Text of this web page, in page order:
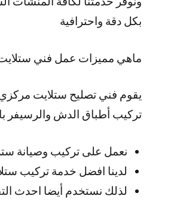
بكل دقة واحترافية
ماهي مميزات عمل فني
يقوم فني تصليح ستلايت مركزي
تركيب أطباق الدش والرسيفر
نعمل على تركيب وصيانة
لدينا افضل خدمة تركيب
لذلك نستخدم أيضا احدث